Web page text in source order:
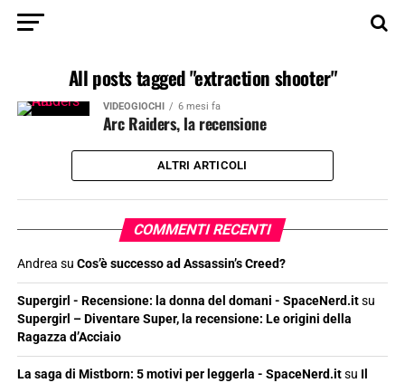
All posts tagged "extraction shooter"
VIDEOGIOCHI 6 mesi fa
Arc Raiders, la recensione
ALTRI ARTICOLI
COMMENTI RECENTI
Andrea su Cos’è successo ad Assassin’s Creed?
Supergirl - Recensione: la donna del domani - SpaceNerd.itsu
Supergirl – Diventare Super, la recensione: Le origini della
Ragazza d’Acciaio
La saga di Mistborn: 5 motivi per leggerla - SpaceNerd.itsu Il